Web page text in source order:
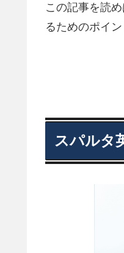
この記事を読
るためのポイ
スパルタ